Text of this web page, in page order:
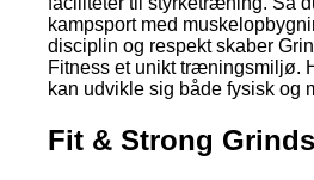
kampsport med
disciplin og respekt skaber
Fitness et unikt træningsmiljø.
kan udvikle sig både fysisk og
Fit & Strong